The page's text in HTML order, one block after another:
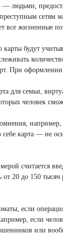
людьми,
все жизненные
будут
для семьи,
человек
карта — не
считается
20 до 150
если
если
или